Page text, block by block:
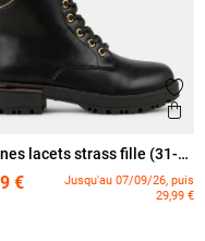
favoris
lacets strass fille (31-
€
Jusqu'au 07/09/26, puis
29,99 €